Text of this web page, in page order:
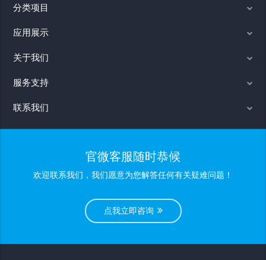
分类项目
应用展示
关于我们
服务支持
联系我们
官微客服随时恭候
欢迎联系我们，我们愿意为您解答任何有关疑难问题！
点我立即咨询